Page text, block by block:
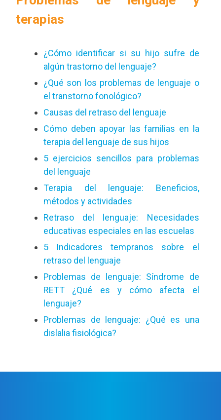
terapias
¿Cómo identificar si su hijo sufre de
algún trastorno del lenguaje?
¿Qué son los problemas de lenguaje o
el transtorno fonológico?
Causas del retraso del lenguaje
Cómo deben apoyar las familias en la
terapia del lenguaje de sus hijos
5 ejercicios sencillos para problemas
del lenguaje
Terapia del lenguaje: Beneficios,
métodos y actividades
Retraso del lenguaje: Necesidades
educativas especiales en las escuelas
5 Indicadores tempranos sobre el
retraso del lenguaje
Problemas de lenguaje: Síndrome de
RETT ¿Qué es y cómo afecta el
lenguaje?
Problemas de lenguaje: ¿Qué es una
dislalia fisiológica?